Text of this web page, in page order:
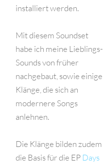
installiert werden.
Mit diesem Soundset
habe ich meine Lieblings-
Sounds von früher
nachgebaut, sowie einige
Klänge, die sich an
modernere Songs
anlehnen.
Die Klänge bilden zudem
die Basis für die EPDays